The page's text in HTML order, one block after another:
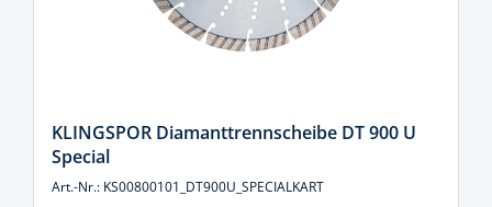
KLINGSPOR Diamanttrennscheibe DT 900 U
Special
Art.-Nr.: KS00800101_DT900U_SPECIALKART